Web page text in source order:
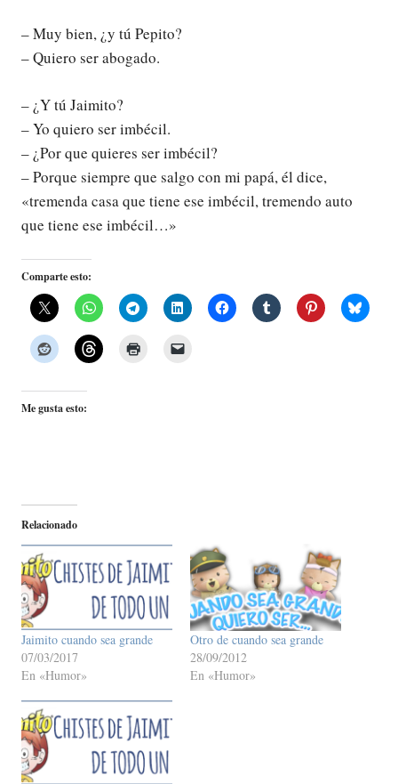
– Muy bien, ¿y tú Pepito?
– Quiero ser abogado.
– ¿Y tú Jaimito?
– Yo quiero ser imbécil.
– ¿Por que quieres ser imbécil?
– Porque siempre que salgo con mi papá, él dice,
«tremenda casa que tiene ese imbécil, tremendo auto
que tiene ese imbécil…»
Comparte esto:
Me gusta esto:
Relacionado
Jaimito cuando sea grande
07/03/2017
En «Humor»
Otro de cuando sea grande
28/09/2012
En «Humor»